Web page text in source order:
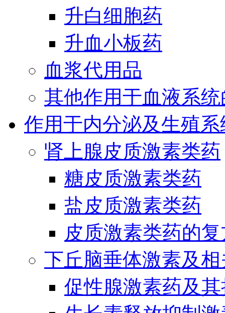
升白细胞药
升血小板药
血浆代用品
其他作用于血液系
作用于内分泌及生殖
肾上腺皮质激素类药
糖皮质激素类药
盐皮质激素类药
皮质激素类药的
下丘脑垂体激素及
促性腺激素药及